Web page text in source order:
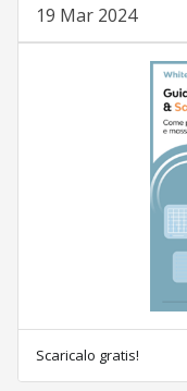
19 Mar 2024
Scaricalo gratis!